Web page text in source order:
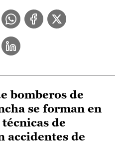
bomberos de
se forman en
de
accidentes de